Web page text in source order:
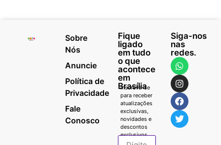
Sobre
Nós
Anuncie
Política de
Privacidade
Fale
Conosco
Fique
ligado
em tudo
o que
acontece
em
Brasília
Inscreva-se
para receber
atualizações
exclusivas,
novidades e
descontos
exclusivos.
Siga-nos
nas
redes.